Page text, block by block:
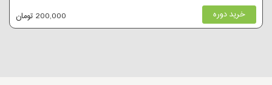
خرید دوره 200,000 تومان